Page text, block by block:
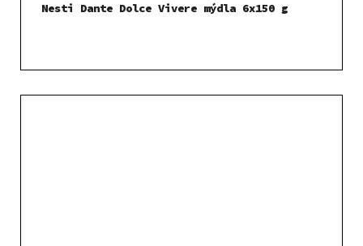
Nesti Dante Dolce Vivere mýdla 6x150 g